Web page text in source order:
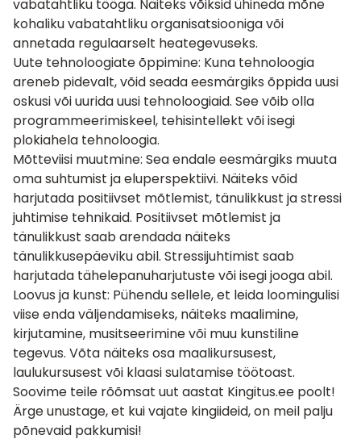
vabatahtliku tööga. Näiteks võiksid ühineda mõne
kohaliku vabatahtliku organisatsiooniga või
annetada regulaarselt heategevuseks.
Uute tehnoloogiate õppimine: Kuna tehnoloogia
areneb pidevalt, võid seada eesmärgiks õppida uusi
oskusi või uurida uusi tehnoloogiaid. See võib olla
programmeerimiskeel, tehisintellekt või isegi
plokiahela tehnoloogia.
Mõtteviisi muutmine: Sea endale eesmärgiks muuta
oma suhtumist ja eluperspektiivi. Näiteks võid
harjutada positiivset mõtlemist, tänulikkust ja stressi
juhtimise tehnikaid. Positiivset mõtlemist ja
tänulikkust saab arendada näiteks
tänulikkusepäeviku abil. Stressijuhtimist saab
harjutada tähelepanuharjutuste või isegijoogaabil.
Loovus ja kunst: Pühendu sellele, et leida loomingulisi
viise enda väljendamiseks, näiteks maalimine,
kirjutamine, musitseerimine või muu kunstiline
tegevus. Võta näiteks osa maalikursusest,
laulukursusest või klaasi sulatamise töötoast.
Soovime teile rõõmsat uut aastat Kingitus.ee poolt!
Ärge unustage, et kui vajate kingiideid, on meil palju
põnevaid pakkumisi!